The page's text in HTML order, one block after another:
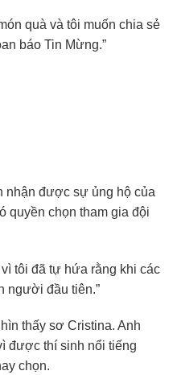
quà và tôi muốn chia sẻ
báo Tin Mừng.”
nhận được sự ủng hộ của
quyền chọn tham gia đội
tôi đã tự hứa rằng khi các
người đầu tiên.”
thấy sơ Cristina. Anh
được thí sinh nổi tiếng
chọn.